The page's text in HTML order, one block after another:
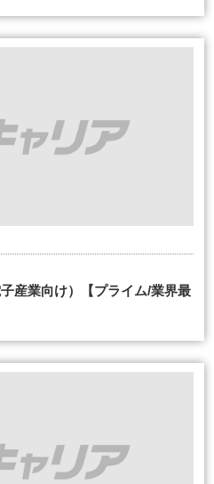
産業向け）【プライム/業界最